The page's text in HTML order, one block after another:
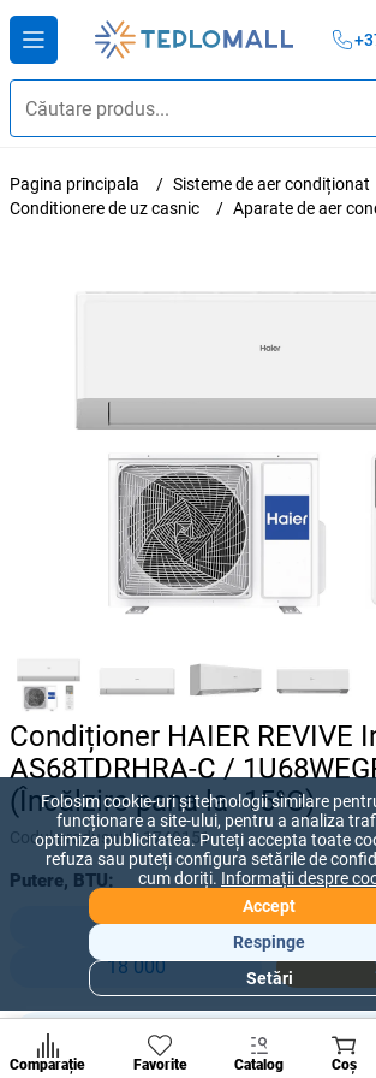
Pagina principala
Sisteme de aer condiționat
Conditionere de uz casnic
Aparate de aer
Condiționer HAIER REVIVE
AS68TDRHRA-C /
(Încălzire pana la -15°C)
Codul produsului:1749151
Putere, BTU:
9 000
18 000
15 480 lei
11 900 lei
Comparație Favorite Catalog Coș
Folosim cookie-uri și tehnologii similare
funcționare a site-ului, pentru a analiza
optimiza publicitatea. Puteți accepta toate
refuza sau puteți configura setările de
cum doriți. Informații despre
Accept
Respinge
Setări